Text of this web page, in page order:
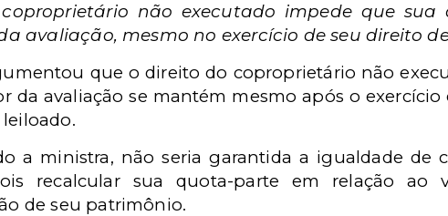
não executado impede que
avaliação, mesmo no exercício de seu direito
que o direito do coproprietário não
da avaliação se mantém mesmo após o
a ministra, não seria garantida a igualdade de
recalcular sua quota-parte em relação ao
de seu patrimônio.